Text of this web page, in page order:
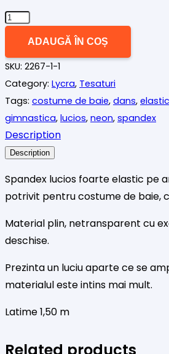
Cantitate
galben
aprins
ADAUGĂ ÎN COȘ
SKU: 2267-1-1
Category: Lycra, Tesaturi
Tags: costume de baie, dans, elastic
gimnastica, lucios, neon, spandex
Description
Description
Spandex lucios foarte elastic pe
potrivit pentru costume de baie,
Material plin, netransparent cu
deschise.
Prezinta un luciu aparte ce se
materialul este intins mai mult.
Latime 1,50 m
Related products